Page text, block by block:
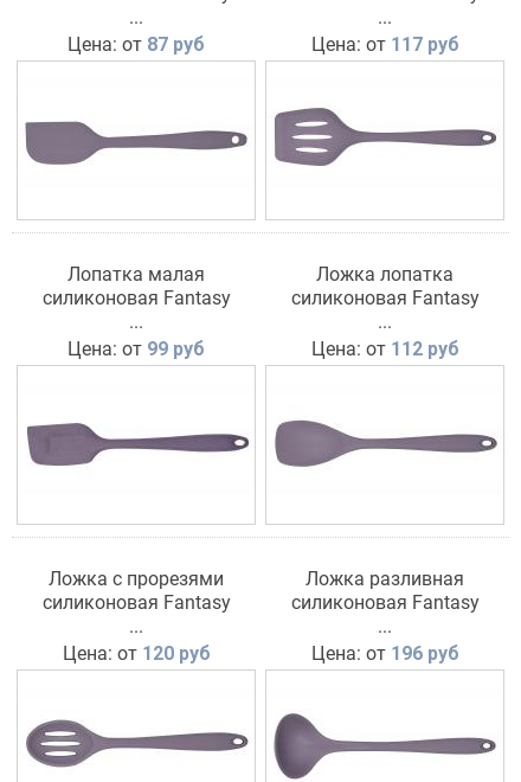
серия лиловая TM Appetite
...
Цена: от 87 руб
серия лиловая TM Appetite
...
Цена: от 117 руб
Лопатка малая
силиконовая Fantasy
серия лиловая TM Appetite
...
Цена: от 99 руб
Ложка лопатка
силиконовая Fantasy
серия лиловая TM Appetite
...
Цена: от 112 руб
Ложка с прорезями
силиконовая Fantasy
серия лиловая TM Appetite
...
Цена: от 120 руб
Ложка разливная
силиконовая Fantasy
серия лиловая TM Appetite
...
Цена: от 196 руб